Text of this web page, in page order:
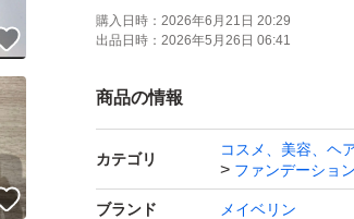
ブランド： メイベリン ニューヨ
カラー： 120 CLASSIC IVORY
特徴： 普通肌〜脂性肌向け、
購入日時： 2026年6月21日 20:29
出品日時： 2026年5月26日 06:41
商品の情報
カテゴリ
コスメ、美容、ヘ
ファンデーション
ブランド メイベリン
いいね！